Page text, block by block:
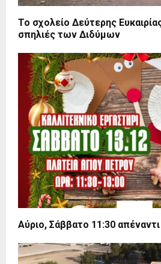
Το σχολείο Δεύτερης
σπηλιές των Διδύμων
Αύριο, Σάββατο 11:30